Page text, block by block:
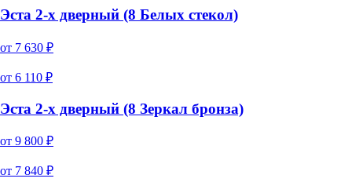
Эста 2-х дверный (8 Белых стекол)
от 7 630 ₽
от 6 110 ₽
Эста 2-х дверный (8 Зеркал бронза)
от 9 800 ₽
от 7 840 ₽